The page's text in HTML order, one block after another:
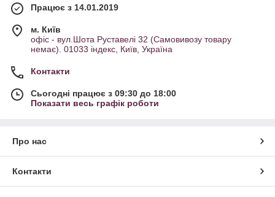
Працює з 14.01.2019
м. Київ
офіс - вул.Шота Руставелі 32 (Самовивозу товару
немає). 01033 індекс, Київ, Україна
Контакти
Сьогодні працює з 09:30 до 18:00
Показати весь графік роботи
Про нас
Контакти